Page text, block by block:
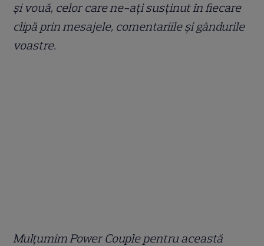
și vouă, celor care ne-ați susținut în fiecare
clipă prin mesajele, comentariile și gândurile
voastre.
Mulțumim Power Couple pentru această